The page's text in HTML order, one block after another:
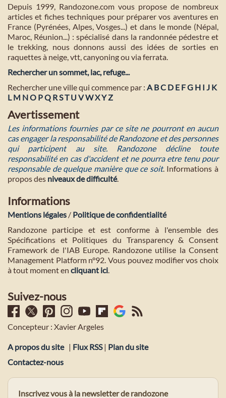
Depuis 1999, Randozone.com vous propose de nombreux
articles et fiches techniques pour préparer vos aventures en
France (Pyrénées, Alpes, Vosges...) et dans le monde (Népal,
Maroc, Réunion...) : spécialisé dans la randonnée pédestre et
le trekking, nous donnons aussi des idées de sorties en
raquettes à neige, vtt, canyoning ou via ferrata.
Rechercher un sommet, lac, refuge...
Rechercher une ville qui commence par : A BC D E FG H I J K
L M NO PQ RST U VWXYZ
Avertissement
Les informations fournies par ce site ne pourront en aucun
cas engager la responsabilité de Randozone et des personnes
qui participent au site. Randozone décline toute
responsabilité en cas d'accident et ne pourra etre tenu pour
responsable de quelque manière que ce soit. Informations à
propos des niveaux de difficulté.
Informations
Mentions légales / Politique de confidentialité
Randozone participe et est conforme à l'ensemble des
Spécifications et Politiques du Transparency & Consent
Framework de l'IAB Europe. Randozone utilise la Consent
Management Platform n°92. Vous pouvez modifier vos choix
à tout moment en cliquant ici.
Suivez-nous
Concepteur : Xavier Argeles
A propos du site | Flux RSS| Plan du site
Contactez-nous
Inscrivez vous à la newsletter de randozone